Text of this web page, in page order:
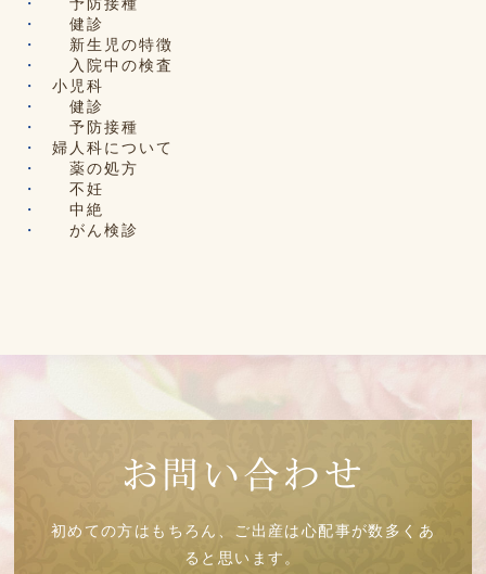
健診
新生児の特徴
入院中の検査
小児科
健診
予防接種
婦人科について
薬の処方
不妊
中絶
がん検診
お問い合わせ
初めての方はもちろん、ご出産は心配事が数多くあ
ると思います。